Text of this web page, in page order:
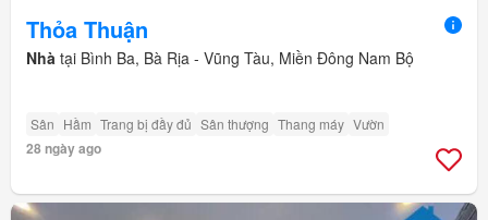
Thỏa Thuận
Nhà tại Bình Ba, Bà Rịa - Vũng Tàu, Miền Đông Nam Bộ
Sân Hầm Trang bị đầy đủ Sân thượng Thang máy Vườn
28 ngày ago